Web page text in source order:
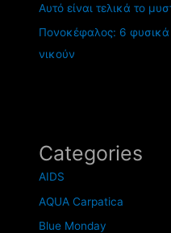
Αυτό είναι τελικά το
Πονοκέφαλος: 6 φυσικά
νικούν
Categories
AIDS
AQUA Carpatica
Blue Monday